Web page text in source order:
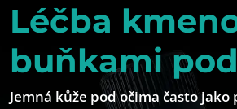
Léčba
buňkami
Jemná kůže pod očima často